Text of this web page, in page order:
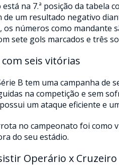
na 7.ª posição da tabela
de um resultado negativo
os números como mandante
sete gols marcados e três
seis vitórias
B tem uma campanha de
na competição e sem
um ataque eficiente e
no campeonato foi como
do seu estádio.
Operário x Cruzeiro